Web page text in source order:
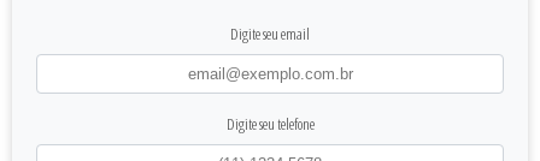
Digite seu email
Digite seu telefone